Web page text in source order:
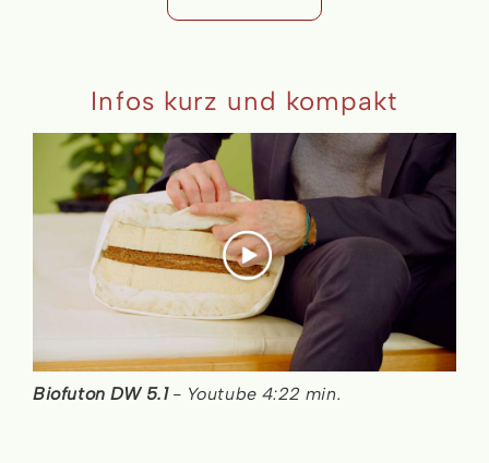
Infos kurz und kompakt
Biofuton DW 5.1- Youtube 4:22 min.